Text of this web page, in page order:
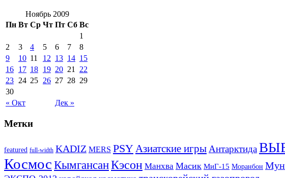
Ноябрь 2009
Пн Вт Ср Чт Пт Сб Вс
« Окт Дек »
1
2
3 4 5 6 7
8
9
10 11 12 13 14 15
16 17 18 19 20 21
22
23 24 25 26 27 28 29
30
Метки
featured full-width KADIZ MERS PSYАзиатские игры Антарктида
Космос КымгансанКэсон Манхва Масик МиГ-15 Моранбон